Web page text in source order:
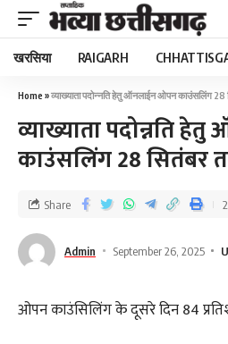
खरसिया RAIGARH
Home »व्याख्याता पदोन्नति हेतु ऑनलाईन ओपन काउंसलिंग
व्याख्याता पदोन्नति
काउंसलिंग 28 सितंबर
Admin September 26, 2025
Share
ओपन काउंसिलिंग के दूसरे दिन 84